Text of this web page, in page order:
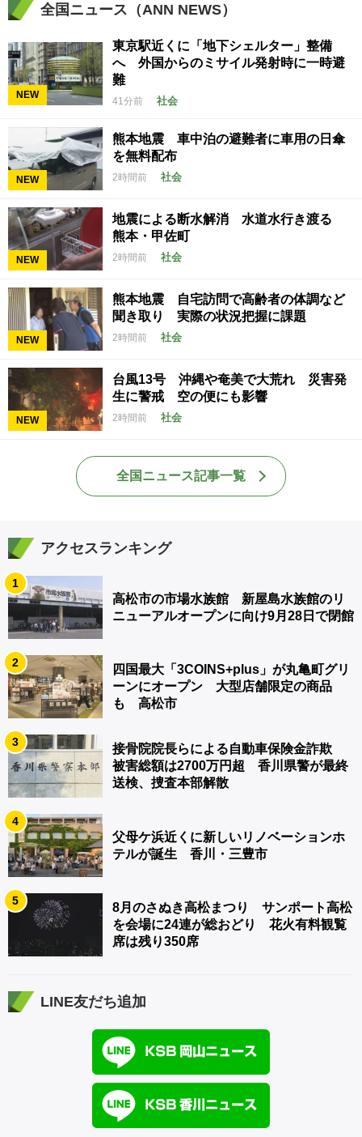
全国ニュース（ANN NEWS）
NEW
東京駅近くに「地下シェルター」整備
へ 外国からのミサイル発射時に一時避
難
41分前 社会
NEW
熊本地震 車中泊の避難者に車用の日傘
を無料配布
2時間前 社会
NEW
地震による断水解消 水道水行き渡る
熊本・甲佐町
2時間前 社会
NEW
熊本地震 自宅訪問で高齢者の体調など
聞き取り 実際の状況把握に課題
2時間前 社会
NEW
台風13号 沖縄や奄美で大荒れ 災害発
生に警戒 空の便にも影響
2時間前 社会
全国ニュース記事一覧
アクセスランキング
1
高松市の市場水族館 新屋島水族館のリ
ニューアルオープンに向け9月28日で閉館
2
四国最大「3COINS+plus」が丸亀町グリ
ーンにオープン 大型店舗限定の商品
も 高松市
3
接骨院院長らによる自動車保険金詐欺
被害総額は2700万円超 香川県警が最終
送検、捜査本部解散
4
父母ケ浜近くに新しいリノベーションホ
テルが誕生 香川・三豊市
5
8月のさぬき高松まつり サンポート高松
を会場に24連が総おどり 花火有料観覧
席は残り350席
LINE友だち追加